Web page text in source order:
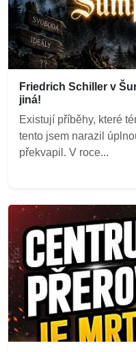
Friedrich Schiller v
jiná!
Existují příběhy, které
tento jsem narazil
překvapil. V roce...